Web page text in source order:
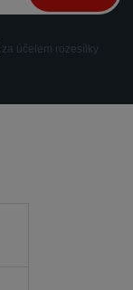
za účelem rozesílky